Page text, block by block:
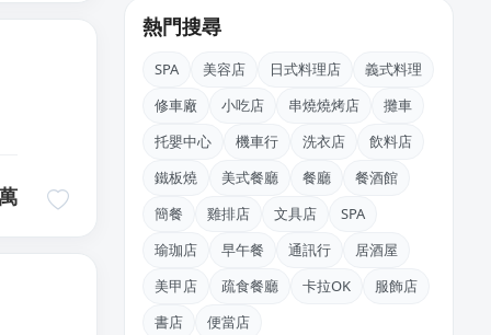
廖X姐
林X芷
新北市｜預算 10萬~30萬元
徐X
台北市｜預算 10萬元以下
熱門搜尋
SPA 美容店 日式料理店
義式料理
修車廠
小吃店 串燒燒烤店
攤車
托嬰中心
機車行 洗衣店
飲料店
鐵板燒
美式餐廳 餐廳
餐酒館
簡餐
雞排店 文具店
SPA
瑜珈店
早午餐 通訊行
居酒屋
美甲店
疏食餐廳 卡拉OK
服飾店
書店
便當店